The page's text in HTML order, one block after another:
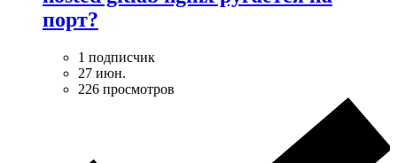
порт?
1 подписчик
27 июн.
226 просмотров